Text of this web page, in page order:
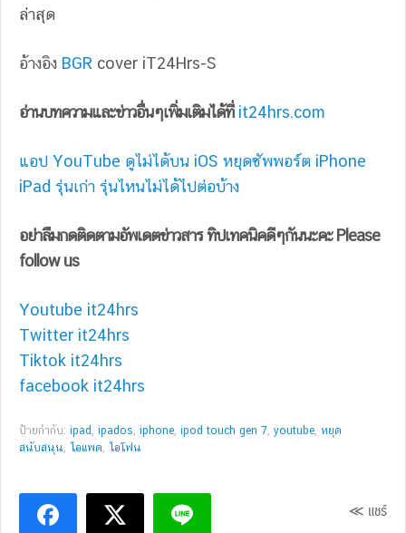
ล่าสุด
อ้างอิง BGR cover iT24Hrs-S
อ่านบทความและข่าวอื่นๆเพิ่มเติมได้ที่ it24hrs.com
แอป YouTube ดูไม่ได้บน iOS หยุดซัพพอร์ต iPhone
iPad รุ่นเก่า รุ่นไหนไม่ได้ไปต่อบ้าง
อย่าลืมกดติดตามอัพเดตข่าวสาร ทิปเทคนิคดีๆกันนะคะ Please
follow us
Youtube it24hrs
Twitter it24hrs
Tiktok it24hrs
facebook it24hrs
ป้ายกำกับ: ipad , ipados, iphone, ipod touch gen 7, youtube, หยุด
สนับสนุน, ไอแพด, ไอโฟน
≪ แชร์